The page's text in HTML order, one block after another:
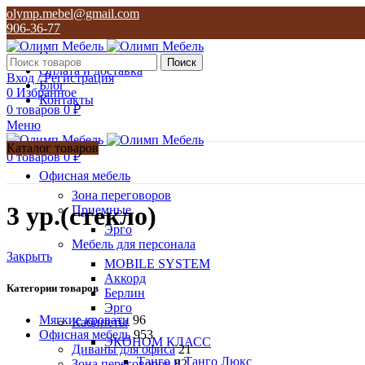
olymp.mebel@gmail.com
906-36-77
О нас
Оплата и доставка
Блог
Контакты
Поиск
Вход / Регистрация
0 Избранное
0 товаров 0₽
Меню
0товаров 0₽
Каталог товаров
Офисная мебель
Зона переговоров
Приемные
Эрго
Мебель для персонала
MOBILE SYSTEM
Аккорд
Берлин
Эрго
Кабинеты
ЭКОНОМ КЛАСС
Танго и Танго Люкс
3 ур.(стекло)
Закрыть
Категории товаров
Мягкие кровати 96
Офисная мебель 953
Диваны для офиса 21